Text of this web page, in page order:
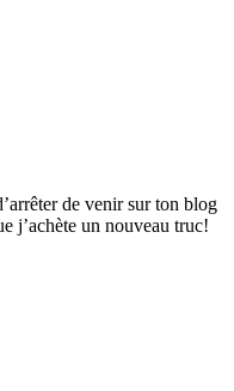
de venir sur ton blog
j’achète un nouveau truc!